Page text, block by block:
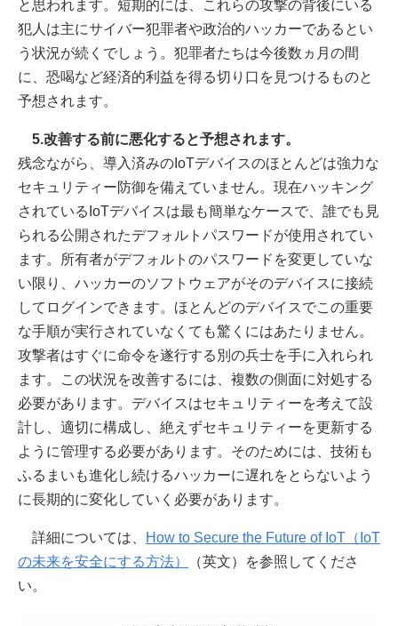
と思われます。短期的には、これらの攻撃の背後にいる
犯人は主にサイバー犯罪者や政治的ハッカーであるとい
う状況が続くでしょう。犯罪者たちは今後数ヵ月の間
に、恐喝など経済的利益を得る切り口を見つけるものと
予想されます。
5.改善する前に悪化すると予想されます。
残念ながら、導入済みのIoTデバイスのほとんどは強力な
セキュリティー防御を備えていません。現在ハッキング
されているIoTデバイスは最も簡単なケースで、誰でも見
られる公開されたデフォルトパスワードが使用されてい
ます。所有者がデフォルトのパスワードを変更していな
い限り、ハッカーのソフトウェアがそのデバイスに接続
してログインできます。ほとんどのデバイスでこの重要
な手順が実行されていなくても驚くにはあたりません。
攻撃者はすぐに命令を遂行する別の兵士を手に入れられ
ます。この状況を改善するには、複数の側面に対処する
必要があります。デバイスはセキュリティーを考えて設
計し、適切に構成し、絶えずセキュリティーを更新する
ように管理する必要があります。そのためには、技術も
ふるまいも進化し続けるハッカーに遅れをとらないよう
に長期的に変化していく必要があります。
詳細については、
How to Secure the Future of IoT（IoT
の未来を安全にする方法）
（英文）を参照してくださ
い。